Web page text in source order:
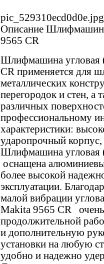
pic_529310ecd0d0e.jpg
Описание
9565 CR
Шлифмашина угловая
CR применяется для
металлических
перегородок и стен, а
различных
профессиональному
характеристики:
ударопрочный
Шлифмашина угловая
оснащена
более высокой
эксплуатации.
малой вибрации
Makita 9565 CR
продолжительной
и дополнительную
установки на любую
удобно и надежно